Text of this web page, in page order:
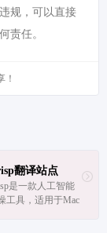
规，可以直接
责任。
！
翻译站点
是一款人工智能
工具，适用于Mac